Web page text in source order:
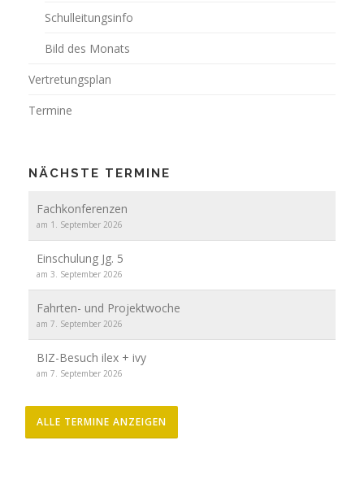
Schulleitungsinfo
Bild des Monats
Vertretungsplan
Termine
NÄCHSTE TERMINE
Fachkonferenzen
am 1. September 2026
Einschulung Jg. 5
am 3. September 2026
Fahrten- und Projektwoche
am 7. September 2026
BIZ-Besuch ilex + ivy
am 7. September 2026
ALLE TERMINE ANZEIGEN